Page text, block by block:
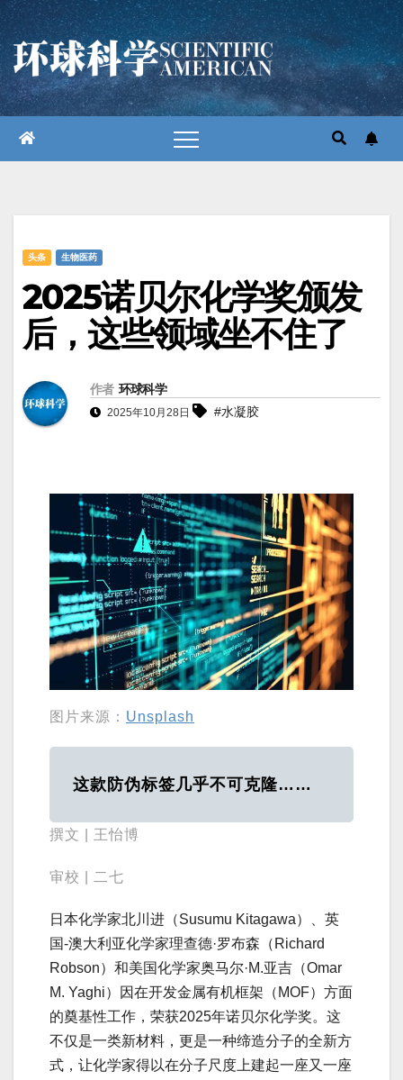
跳
至
内
容
头条 生物医药
2025诺贝尔化学奖颁发
后，这些领域坐不住了
作者 环球科学
2025年10月28日 #水凝胶
图片来源： Unsplash
这款防伪标签几乎不可克隆……
撰文 | 王怡博
审校 | 二七
日本化学家北川进（Susumu Kitagawa）、英
国-澳大利亚化学家理查德·罗布森（Richard
Robson）和美国化学家奥马尔·M.亚吉（Omar
M. Yaghi）因在开发金属有机框架（MOF）方面
的奠基性工作，荣获2025年诺贝尔化学奖。这
不仅是一类新材料，更是一种缔造分子的全新方
式，让化学家得以在分子尺度上建起一座又一座